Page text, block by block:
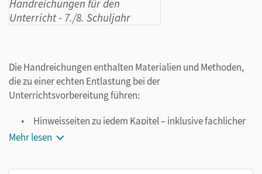
Die Handreichungen enthalten Materialien und Methoden,
die zu einer echten Entlastung bei der
Unterrichtsvorbereitung führen:
Hinweisseiten zu jedem Kapitel – inklusive fachlicher
und didaktisch-methodischer Hinweise,
Mehr lesen